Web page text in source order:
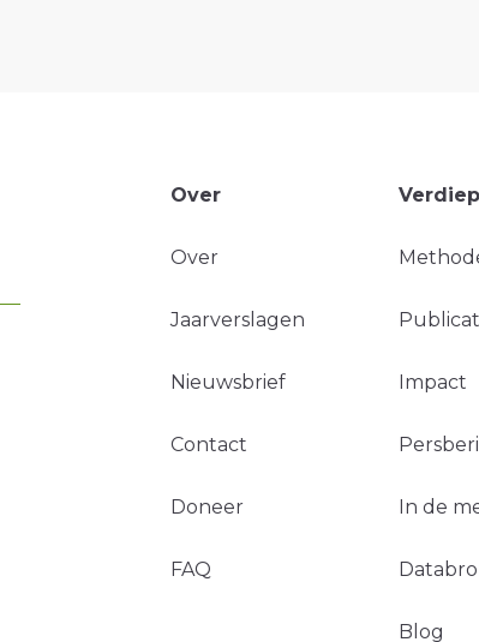
Over
Over
Jaarverslagen
Nieuwsbrief
Contact
Doneer
FAQ
Impact
In de
Blog